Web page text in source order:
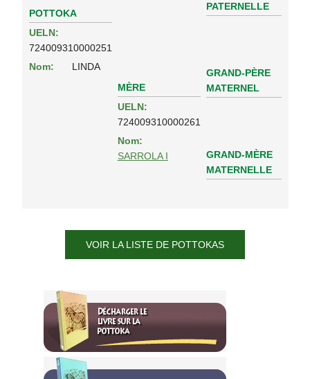
POTTOKA
UELN:
724009310000251
Nom:
LINDA
PATERNELLE
MÈRE
UELN:
724009310000261
Nom:
SARROLA I
GRAND-PÈRE
MATERNEL
GRAND-MÈRE
MATERNELLE
VOIR LA LISTE DE POTTOKAS